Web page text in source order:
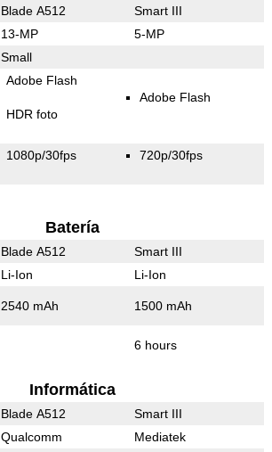
Blade A512 Smart III
13-MP 5-MP
Small
Adobe Flash
HDR foto
Adobe Flash
1080p/30fps 720p/30fps
Batería
Blade A512 Smart III
Li-Ion Li-Ion
2540 mAh 1500 mAh
6 hours
Informática
Blade A512 Smart III
Qualcomm Mediatek